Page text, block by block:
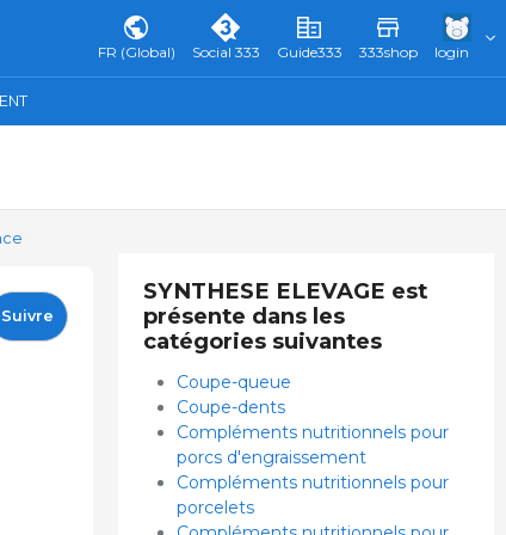
FR (Global) Social 333 Guide333 333shop login
Suivre
SYNTHESE ELEVAGE est
présente dans les
catégories suivantes
Coupe-queue
Coupe-dents
Compléments nutritionnels pour
porcs d'engraissement
Compléments nutritionnels pour
porcelets